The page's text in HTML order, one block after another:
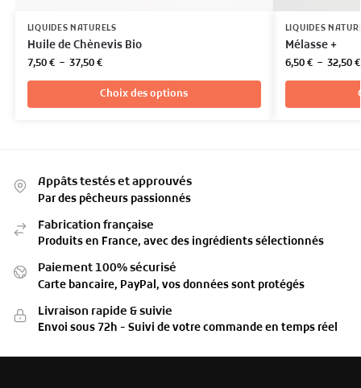
LIQUIDES NATURELS
Huile de Chènevis Bio
7,50€ – 37,50€
Choix des options
LIQUIDES
Mélasse +
6,50€ – 32,50€
Appâts testés et approuvés
Par des pêcheurs passionnés
Fabrication française
Produits en France, avec des ingrédients sélectionnés
Paiement 100% sécurisé
Carte bancaire, PayPal, vos données sont protégés
Livraison rapide & suivie
Envoi sous 72h - Suivi de votre commande en temps réel